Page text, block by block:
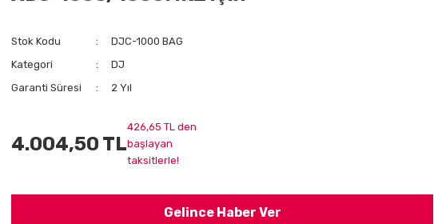
Stok Kodu
DJC-1000 BAG
Kategori
DJ
Garanti Süresi
2 Yıl
4.004,50 TL
426,65 TL den
başlayan
taksitlerle!
Gelince Haber Ver